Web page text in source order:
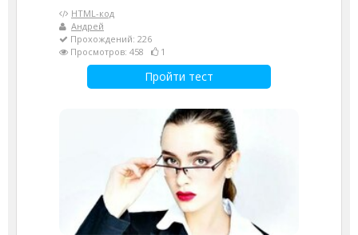
HTML-код
Андрей
Прохождений: 226
Просмотров: 458
1
Пройти тест